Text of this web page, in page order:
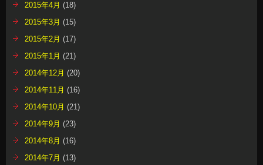
2015年4月 (18)
2015年3月 (15)
2015年2月 (17)
2015年1月 (21)
2014年12月 (20)
2014年11月 (16)
2014年10月 (21)
2014年9月 (23)
2014年8月 (16)
2014年7月 (13)